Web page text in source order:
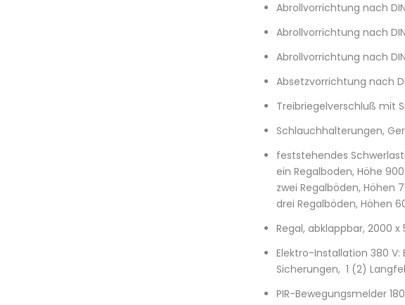
Abrollvorrichtung nach
Abrollvorrichtung nach
Abrollvorrichtung nach
Absetzvorrichtung nach
Treibriegelverschluß mit
Schlauchhalterungen,
feststehendes
ein Regalboden, Höhe
zwei Regalböden, Höhen
drei Regalböden, Höhen
Regal, abklappbar, 2000 x
Elektro-Installation 380 V:
Sicherungen, 1 (2)
PIR-Bewegungsmelder